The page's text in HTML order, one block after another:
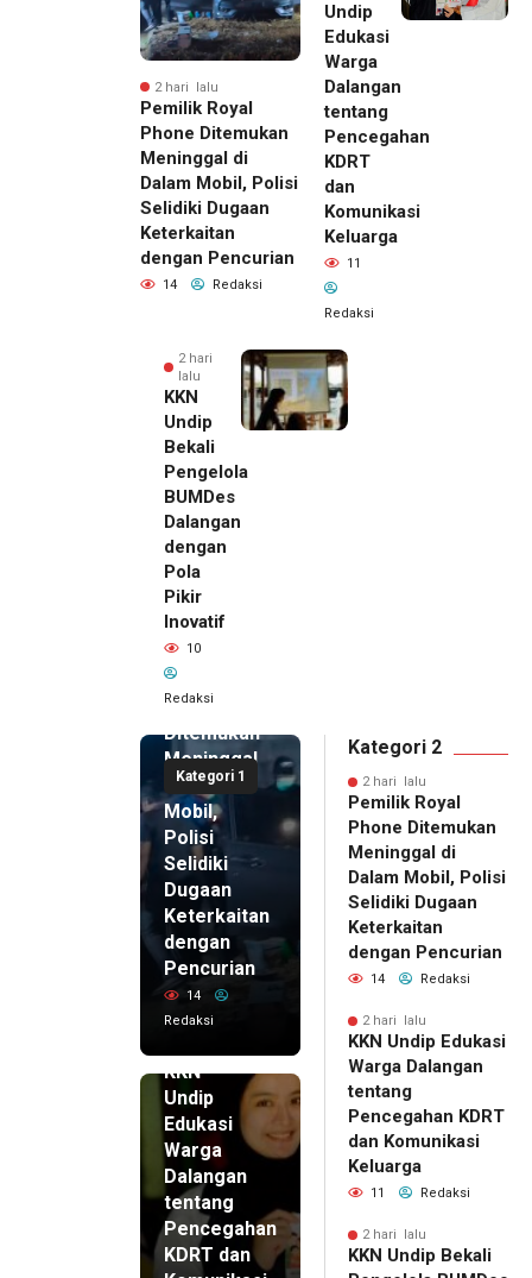
2 hari lalu
Pemilik Royal
Phone Ditemukan
Meninggal di
Dalam Mobil, Polisi
Selidiki Dugaan
Keterkaitan
dengan Pencurian
14 Redaksi
Undip
Edukasi
Warga
Dalangan
tentang
Pencegahan
KDRT
dan
Komunikasi
Keluarga
11
Redaksi
2 hari
lalu
KKN
Undip
Bekali
Pengelola
BUMDes
Dalangan
dengan
Pola
Pikir
Inovatif
10
Redaksi
Kategori 1
Pemilik
Royal
Phone
Ditemukan
Meninggal
di Dalam
Mobil,
Polisi
Selidiki
Dugaan
Keterkaitan
dengan
Pencurian
14
Redaksi
KKN
Undip
Edukasi
Warga
Dalangan
tentang
Pencegahan
KDRT dan
Kategori 2
2 hari lalu
Pemilik Royal
Phone Ditemukan
Meninggal di
Dalam Mobil, Polisi
Selidiki Dugaan
Keterkaitan
dengan Pencurian
14 Redaksi
2 hari lalu
KKN Undip Edukasi
Warga Dalangan
tentang
Pencegahan KDRT
dan Komunikasi
Keluarga
11 Redaksi
2 hari lalu
KKN Undip Bekali